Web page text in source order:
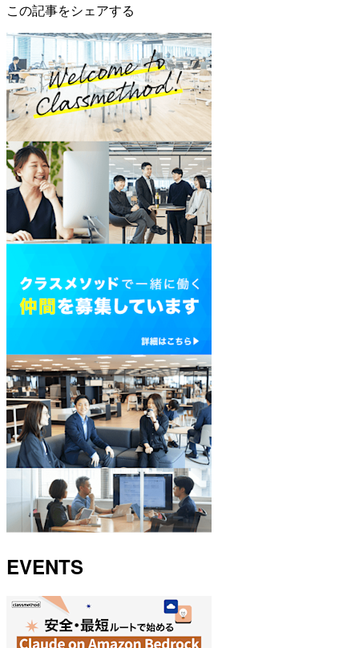
この記事をシェアする
EVENTS